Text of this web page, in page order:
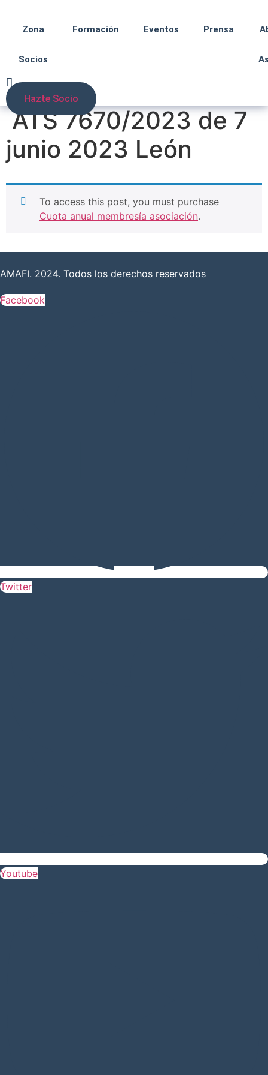
Zona
Socios
Formación Eventos Prensa
Hazte Socio
ATS 7670/2023 de 7
junio 2023 León
To access this post, you must purchase
Cuota anual membresía asociación.
AMAFI. 2024. Todos los derechos reservados
Facebook
Twitter
Youtube